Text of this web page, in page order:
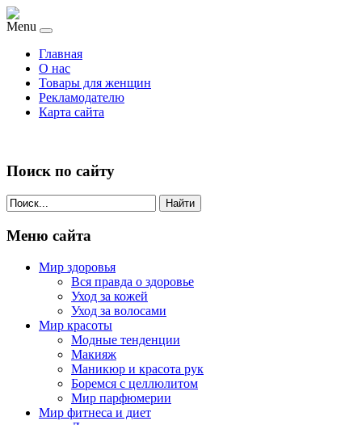
Menu
Главная
О нас
Товары для женщин
Рекламодателю
Карта сайта
Поиск по сайту
Найти
Меню сайта
Мир здоровья
Вся правда о здоровье
Уход за кожей
Уход за волосами
Мир красоты
Модные тенденции
Макияж
Маникюр и красота рук
Боремся с целлюлитом
Мир парфюмерии
Мир фитнеса и диет